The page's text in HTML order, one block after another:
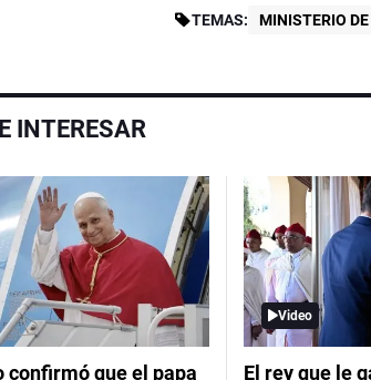
TEMAS: MINISTERIO
INTERESAR
confirmó que el papa
Video
El rey que le